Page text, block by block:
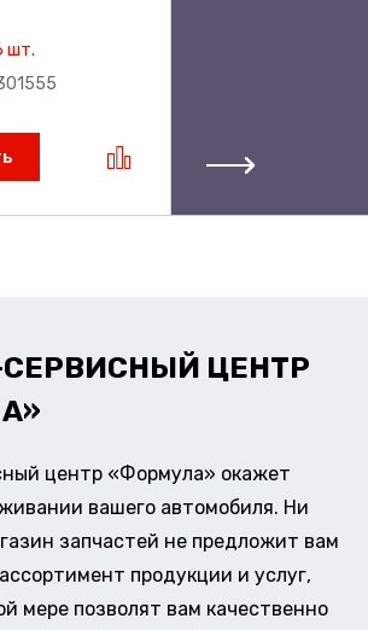
шт.
СЕРВИСНЫЙ ЦЕНТР
центр «Формула» окажет
вашего автомобиля. Ни
запчастей не предложит вам
продукции и услуг,
мере позволят вам качественно